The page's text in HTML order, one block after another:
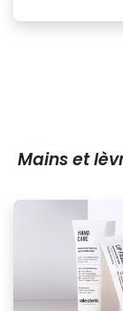
Mains et